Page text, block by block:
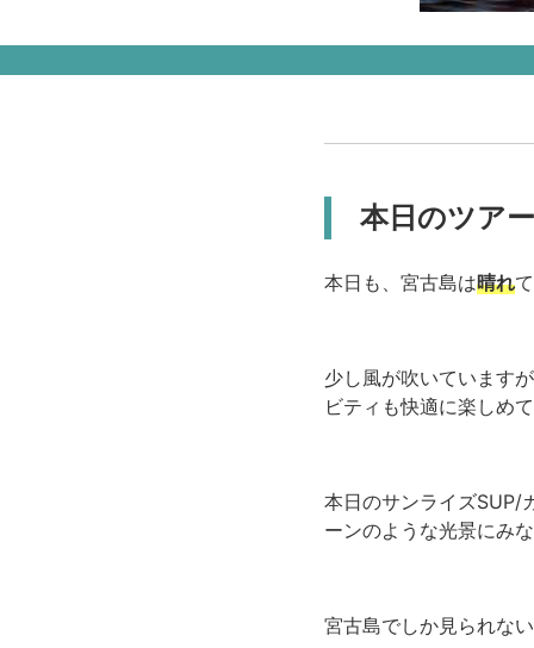
本日のツア
本日も、宮古島は晴れ
少し風が吹いていますが
ビティも快適に楽しめて
本日のサンライズSUP/
ーンのような光景にみ
宮古島でしか見られな